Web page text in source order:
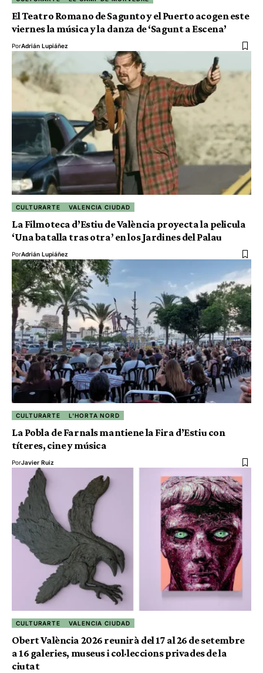
El Teatro Romano de Sagunto y el Puerto acogen este
viernes la música y la danza de ‘Sagunt a Escena’
PorAdrián Lupiáñez
CULTURARTE VALENCIA CIUDAD
La Filmoteca d’Estiu de València proyecta la pelicula
‘Una batalla tras otra’ en los Jardines del Palau
PorAdrián Lupiáñez
CULTURARTE L'HORTA NORD
La Pobla de Farnals mantiene la Fira d’Estiu con
títeres, cine y música
PorJavier Ruiz
CULTURARTE VALENCIA CIUDAD
Obert València 2026 reunirà del 17 al 26 de setembre
a 16 galeries, museus i col·leccions privades de la
ciutat